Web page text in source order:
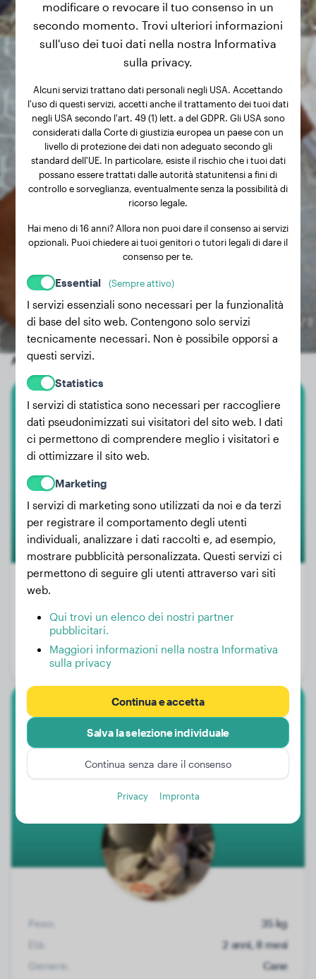
Altri cani a caso
Chihuahua
Melody
Peso:
Genere:
American Bully Xl
Rocky
Peso:
35 kg
Età:
2 anni, 8 mesi
Genere:
Cane
modificare o revocare il tuo consenso in un
secondo momento. Trovi ulteriori informazioni
sull'uso dei tuoi dati nella nostra Informativa
sulla privacy.
Alcuni servizi trattano dati personali negli USA. Accettando
l'uso di questi servizi, accetti anche il trattamento dei tuoi dati
negli USA secondo l'art. 49 (1) lett. a del GDPR. Gli USA sono
considerati dalla Corte di giustizia europea un paese con un
livello di protezione dei dati non adeguato secondo gli
standard dell'UE. In particolare, esiste il rischio che i tuoi dati
possano essere trattati dalle autorità statunitensi a fini di
controllo e sorveglianza, eventualmente senza la possibilità di
ricorso legale.
Hai meno di 16 anni? Allora non puoi dare il consenso ai servizi
opzionali. Puoi chiedere ai tuoi genitori o tutori legali di dare il
consenso per te.
Essential (Sempre attivo)
I servizi essenziali sono necessari per la funzionalità
di base del sito web. Contengono solo servizi
tecnicamente necessari. Non è possibile opporsi a
questi servizi.
Statistics
I servizi di statistica sono necessari per raccogliere
dati pseudonimizzati sui visitatori del sito web. I dati
ci permettono di comprendere meglio i visitatori e
di ottimizzare il sito web.
Marketing
I servizi di marketing sono utilizzati da noi e da terzi
per registrare il comportamento degli utenti
individuali, analizzare i dati raccolti e, ad esempio,
mostrare pubblicità personalizzata. Questi servizi ci
permettono di seguire gli utenti attraverso vari siti
web.
Qui trovi un elenco dei nostri partner
pubblicitari.
Maggiori informazioni nella nostra Informativa
sulla privacy
Continua e accetta
Salva la selezione individuale
Continua senza dare il consenso
Privacy Impronta